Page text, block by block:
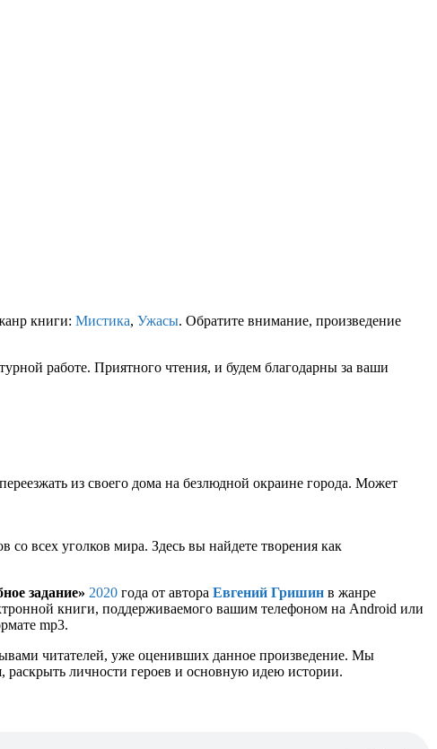
книги: Мистика, Ужасы. Обратите внимание, произведение
работе. Приятного чтения, и будем благодарны за ваши
из своего дома на безлюдной окраине города. Может
со всех уголков мира. Здесь вы найдете творения как
задание» 2020 года от автора Евгений Гришин в жанре
книги, поддерживаемого вашим телефоном на Android или
mp3.
читателей, уже оценивших данное произведение. Мы
личности героев и основную идею истории.